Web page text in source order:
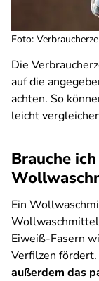
Foto:
Die
auf die
achten. So
leicht
Brauche
Ein
Wollwaschmittel
Eiweiß-Fasern
Verfilzen fördert.
außerdem das